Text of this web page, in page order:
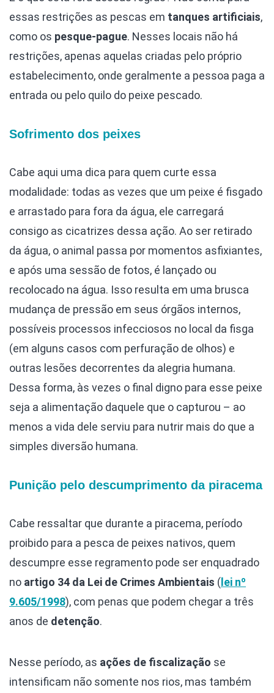
essas restrições as pescas em tanques artificiais,
como os pesque-pague. Nesses locais não há
restrições, apenas aquelas criadas pelo próprio
estabelecimento, onde geralmente a pessoa paga a
entrada ou pelo quilo do peixe pescado.
Sofrimento dos peixes
Cabe aqui uma dica para quem curte essa
modalidade: todas as vezes que um peixe é fisgado
e arrastado para fora da água, ele carregará
consigo as cicatrizes dessa ação. Ao ser retirado
da água, o animal passa por momentos asfixiantes,
e após uma sessão de fotos, é lançado ou
recolocado na água. Isso resulta em uma brusca
mudança de pressão em seus órgãos internos,
possíveis processos infecciosos no local da fisga
(em alguns casos com perfuração de olhos) e
outras lesões decorrentes da alegria humana.
Dessa forma, às vezes o final digno para esse peixe
seja a alimentação daquele que o capturou – ao
menos a vida dele serviu para nutrir mais do que a
simples diversão humana.
Punição pelo descumprimento da piracema
Cabe ressaltar que durante a piracema, período
proibido para a pesca de peixes nativos, quem
descumpre esse regramento pode ser enquadrado
no artigo 34 da Lei de Crimes Ambientais ( lei nº
9.605/1998), com penas que podem chegar a três
anos de detenção.
Nesse período, as ações de fiscalização se
intensificam não somente nos rios, mas também